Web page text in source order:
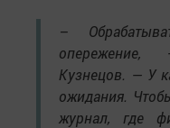
–
Кузнецов. — У
ожидания.
журнал, где